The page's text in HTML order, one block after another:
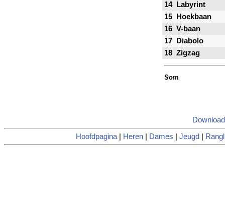
14
Labyrint
15
Hoekbaan
16 V-baan
17
Diabolo
18 Zigzag
Som
Hoofdpagina| Heren| Dames Jeugd